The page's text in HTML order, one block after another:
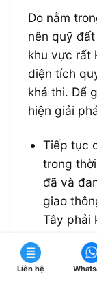
Do nằm
nên quỹ
khu vực rất
diện tích
khả thi. Để
hiện giải
Tiếp tục
trong
đã và
giao
Tây phải
hoặc
Với các
Liên hệ